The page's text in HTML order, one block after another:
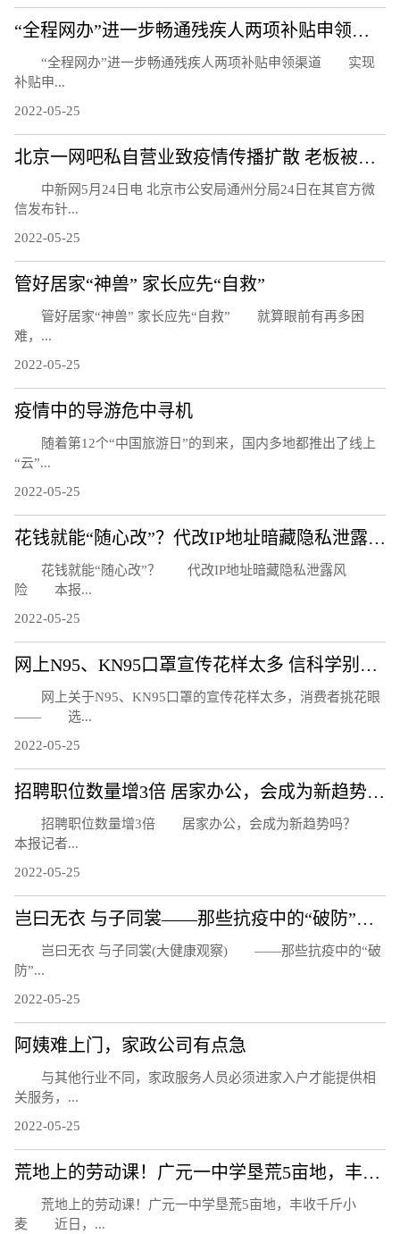
“全程网办”进一步畅通残疾人两项补贴申领渠道
“全程网办”进一步畅通残疾人两项补贴申领渠道 实现
补贴申...
2022-05-25
北京一网吧私自营业致疫情传播扩散 老板被刑事立案调查
中新网5月24日电 北京市公安局通州分局24日在其官方微
信发布针...
2022-05-25
管好居家“神兽” 家长应先“自救”
管好居家“神兽” 家长应先“自救” 就算眼前有再多困
难，...
2022-05-25
疫情中的导游危中寻机
随着第12个“中国旅游日”的到来，国内多地都推出了线上
“云”...
2022-05-25
花钱就能“随心改”？代改IP地址暗藏隐私泄露风险
花钱就能“随心改”？ 代改IP地址暗藏隐私泄露风
险 本报...
2022-05-25
网上N95、KN95口罩宣传花样太多 信科学别信忽悠
网上关于N95、KN95口罩的宣传花样太多，消费者挑花眼
—— 选...
2022-05-25
招聘职位数量增3倍 居家办公，会成为新趋势吗？
招聘职位数量增3倍 居家办公，会成为新趋势吗？
本报记者...
2022-05-25
岂曰无衣 与子同裳——那些抗疫中的“破防”瞬间
岂曰无衣 与子同裳(大健康观察) ——那些抗疫中的“破
防”...
2022-05-25
阿姨难上门，家政公司有点急
与其他行业不同，家政服务人员必须进家入户才能提供相
关服务，...
2022-05-25
荒地上的劳动课！广元一中学垦荒5亩地，丰收千斤小麦
荒地上的劳动课！广元一中学垦荒5亩地，丰收千斤小
麦 近日，...